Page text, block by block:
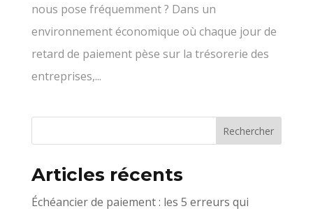
nous pose fréquemment ? Dans un
environnement économique où chaque jour de
retard de paiement pèse sur la trésorerie des
entreprises,...
Articles récents
Échéancier de paiement : les 5 erreurs qui